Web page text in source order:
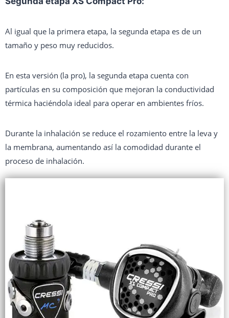
Al igual que la primera etapa, la segunda etapa es de un
tamaño y peso muy reducidos.
En esta versión (la pro), la segunda etapa cuenta con
partículas en su composición que mejoran la conductividad
térmica haciéndola ideal para operar en ambientes fríos.
Durante la inhalación se reduce el rozamiento entre la leva y
la membrana, aumentando así la comodidad durante el
proceso de inhalación.